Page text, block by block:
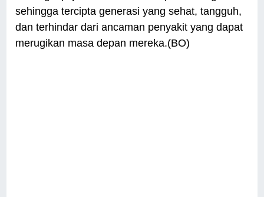
sehingga tercipta generasi yang sehat, tangguh,
dan terhindar dari ancaman penyakit yang dapat
merugikan masa depan mereka.(BO)